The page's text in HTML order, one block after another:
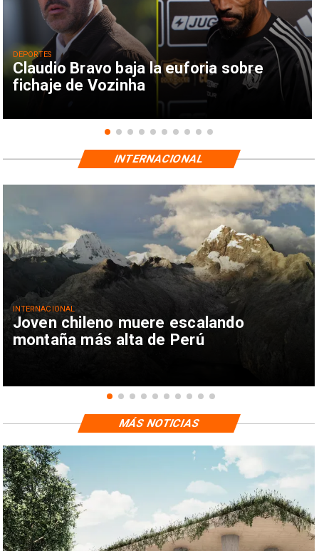
Claudio Bravo baja la euforia sobre
fichaje de Vozinha
DEPORTES
Joven chileno muere escalando
montaña más alta de Perú
INTERNACIONAL
INTERNACIONAL
MÁS NOTICIAS